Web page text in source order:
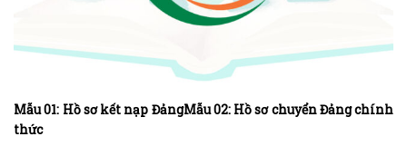
Mẫu 01: Hồ sơ kết nạp ĐảngMẫu 02: Hồ sơ chuyển Đảng chính
thức